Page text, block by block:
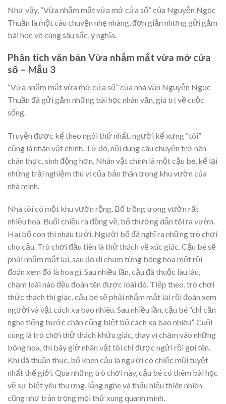
Như vậy, “Vừa nhắm mắt vừa mở cửa sổ” của Nguyễn Ngọc
Thuần là một câu chuyện nhẹ nhàng, đơn giản nhưng gửi gắm
bài học vô cùng sâu sắc, ý nghĩa.
Phân tích văn bản Vừa nhắm mắt vừa mở cửa
sổ – Mẫu 3
“Vừa nhắm mắt vừa mở cửa sổ” của nhà văn Nguyễn Ngọc
Thuần đã gửi gắm những bài học nhân văn, giá trị về cuộc
sống.
Truyện được kể theo ngôi thứ nhất, người kể xưng “tôi”
cũng là nhân vật chính. Từ đó, nội dung câu chuyện trở nên
chân thực, sinh động hơn. Nhân vật chính là một cậu bé, kể lại
những trải nghiệm thú vị của bản thân trong khu vườn của
nhà mình.
Nhà tôi có một khu vườn rộng. Bố trồng trong vườn rất
nhiều hoa. Buổi chiều ra đồng về, bố thường dẫn tôi ra vườn.
Hai bố con thi nhau tưới. Người bố đã nghĩ ra những trò chơi
cho cậu. Trò chơi đầu tiên là thử thách về xúc giác. Cậu bé sẽ
phải nhắm mắt lại, sau đó đi chạm từng bông hoa một rồi
đoán xem đó là hoa gì. Sau nhiều lần, cậu đã thuộc làu làu,
chạm loài nào đều đoán tên được loài đó. Tiếp theo, trò chơi
thức thách thị giác, cậu bé sẽ phải nhắm mắt lại rồi đoán xem
người và vật cách xa bao nhiêu. Sau nhiều lần, cậu bé “chỉ cần
nghe tiếng bước chân cũng biết bố cách xa bao nhiêu”. Cuối
cùng là trò chơi thử thách khứu giác, thay vì chạm vào những
bông hoa, thì bây giờ nhân vật tôi chỉ được ngửi rồi gọi tên.
Khi đã thuần thục, bố khen cậu là người có chiếc mũi tuyệt
nhất thế giới. Qua những trò chơi này, cậu bé có thêm bài học
về sự biết yêu thương, lắng nghe và thấu hiểu thiên nhiên
cũng như trân trọng mọi thứ xung quanh mình.